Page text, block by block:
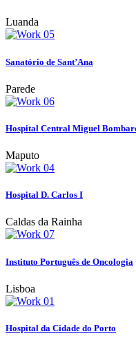
Luanda
Sanatório de Sant’Ana
Parede
Hospital Central Miguel
Maputo
Hospital D. Carlos I
Caldas da Rainha
Instituto Português de Oncologia
Lisboa
Hospital da Cidade do Porto